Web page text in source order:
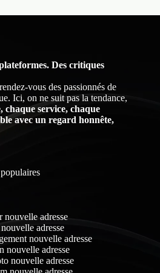
Des critiques
vous des passionnés de
Ici, on ne suit pas la tendance,
service, chaque
avec un regard honnête,
nouvelle adresse
adresse
nouvelle adresse
nouvelle adresse
nouvelle adresse